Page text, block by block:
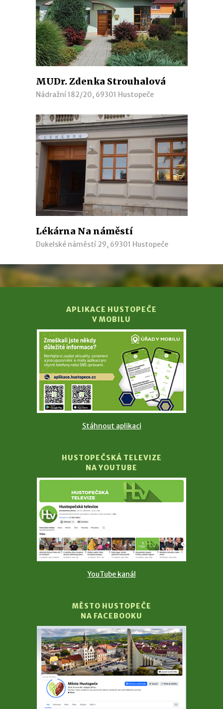
MUDr. Zdenka Strouhalová
Nádražní 182/20, 69301 Hustopeče
Lékárna Na náměstí
Dukelské náměstí 29, 69301 Hustopeče
APLIKACE HUSTOPEČE
V MOBILU
Stáhnout aplikaci
HUSTOPEČSKÁ TELEVIZE
NA YOUTUBE
YouTube kanál
MĚSTO HUSTOPEČE
NA FACEBOOKU